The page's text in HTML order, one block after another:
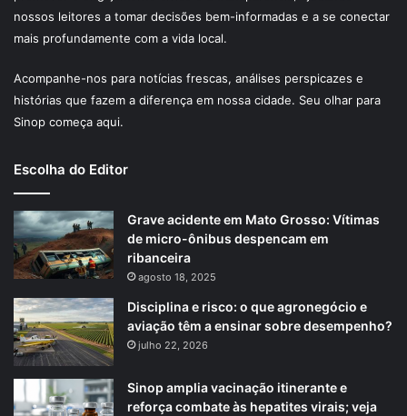
nossos leitores a tomar decisões bem-informadas e a se conectar
mais profundamente com a vida local.
Acompanhe-nos para notícias frescas, análises perspicazes e
histórias que fazem a diferença em nossa cidade. Seu olhar para
Sinop começa aqui.
Escolha do Editor
Grave acidente em Mato Grosso: Vítimas
de micro-ônibus despencam em
ribanceira
agosto 18, 2025
Disciplina e risco: o que agronegócio e
aviação têm a ensinar sobre desempenho?
julho 22, 2026
Sinop amplia vacinação itinerante e
reforça combate às hepatites virais; veja